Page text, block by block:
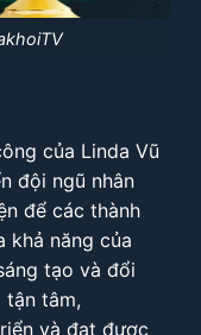
của Linda Vũ
đội ngũ nhân
để các thành
khả năng của
tạo và đổi
tận tâm,
và đạt được